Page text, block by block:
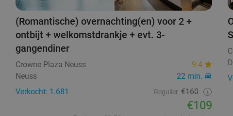
(Romantische) overnachting(en) voor 2 +
ontbijt + welkomstdrankje + evt. 3-
gangendiner
Crowne Plaza Neuss
9.4
Neuss
22 min.
Verkocht: 1.681
Regulier €160
€109